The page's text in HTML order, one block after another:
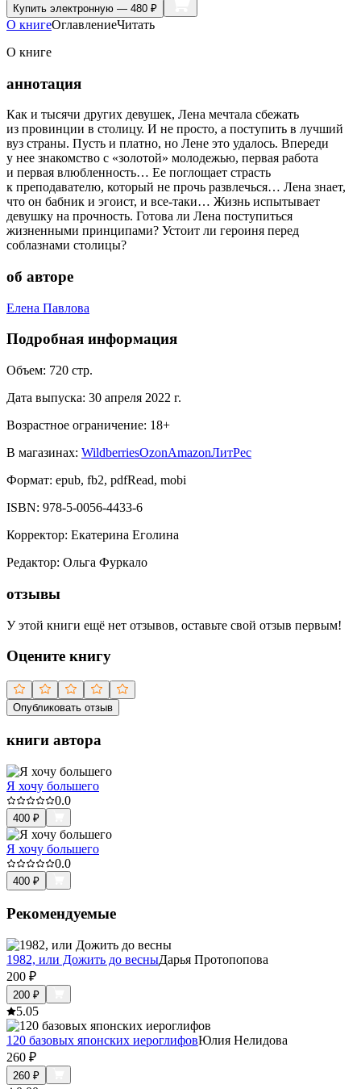
Купить электронную — 480 ₽
О книгеОглавлениеЧитать
О книге
аннотация
Как и тысячи других девушек, Лена мечтала сбежать
из провинции в столицу. И не просто, а поступить в лучший
вуз страны. Пусть и платно, но Лене это удалось. Впереди
у нее знакомство с «золотой» молодежью, первая работа
и первая влюбленность… Ее поглощает страсть
к преподавателю, который не прочь развлечься… Лена знает,
что он бабник и эгоист, и все-таки… Жизнь испытывает
девушку на прочность. Готова ли Лена поступиться
жизненными принципами? Устоит ли героиня перед
соблазнами столицы?
об авторе
Елена Павлова
Подробная информация
Объем: 720 стр.
Дата выпуска: 30 апреля 2022 г.
Возрастное ограничение: 18+
В магазинах: WildberriesOzonAmazonЛитРес
Формат: epub, fb2, pdfRead, mobi
ISBN: 978-5-0056-4433-6
Корректор: Екатерина Еголина
Редактор: Ольга Фуркало
отзывы
У этой книги ещё нет отзывов, оставьте свой отзыв первым!
Оцените книгу
Опубликовать отзыв
книги автора
Я хочу большего
0.0
400 ₽
Я хочу большего
0.0
400 ₽
Рекомендуемые
1982, или Дожить до весныДарья Протопопова
200 ₽
200 ₽
5.05
120 базовых японских иероглифовЮлия Нелидова
260 ₽
260 ₽